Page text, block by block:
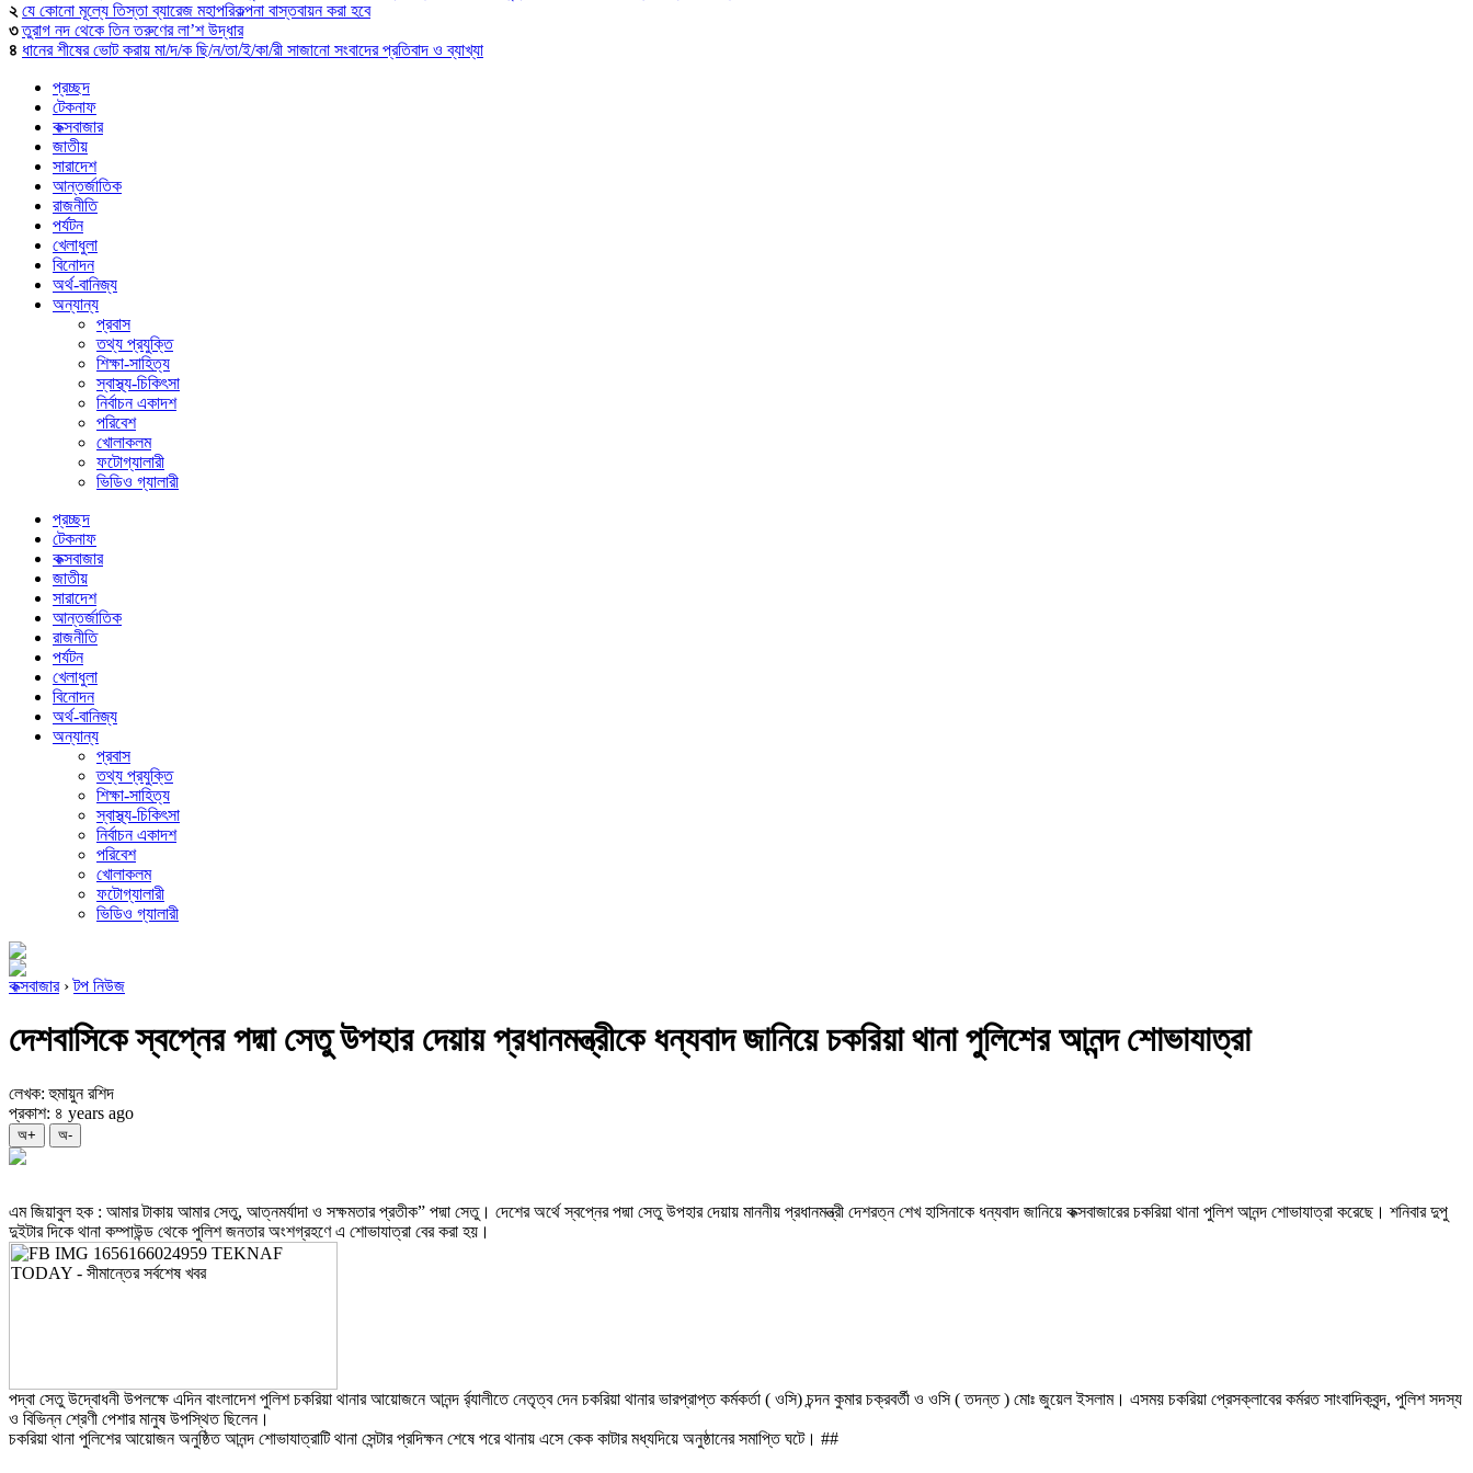
২ যে কোনো মূল্যে তিস্তা ব্যারেজ মহাপরিকল্পনা বাস্তবায়ন করা হবে
৩ তুরাগ নদ থেকে তিন তরুণের লা’শ উদ্ধার
৪ ধানের শীষের ভোট করায় মা/দ/ক ছি/ন/তা/ই/কা/রী সাজানো সংবাদের প্রতিবাদ ও ব্যাখ্যা
প্রচ্ছদ
টেকনাফ
কক্সবাজার
জাতীয়
সারাদেশ
আন্তর্জাতিক
রাজনীতি
পর্যটন
খেলাধুলা
বিনোদন
অর্থ-বানিজ্য
অন্যান্য
প্রবাস
তথ্য প্রযুক্তি
শিক্ষা-সাহিত্য
স্বাস্থ্য-চিকিৎসা
নির্বাচন একাদশ
পরিবেশ
খোলাকলম
ফটোগ্যালারী
ভিডিও গ্যালারী
প্রচ্ছদ
টেকনাফ
কক্সবাজার
জাতীয়
সারাদেশ
আন্তর্জাতিক
রাজনীতি
পর্যটন
খেলাধুলা
বিনোদন
অর্থ-বানিজ্য
অন্যান্য
প্রবাস
তথ্য প্রযুক্তি
শিক্ষা-সাহিত্য
স্বাস্থ্য-চিকিৎসা
নির্বাচন একাদশ
পরিবেশ
খোলাকলম
ফটোগ্যালারী
ভিডিও গ্যালারী
কক্সবাজার›টপ নিউজ
দেশবাসিকে স্বপ্নের পদ্মা সেতু উপহার দেয়ায় প্রধানমন্ত্রীকে ধন্যবাদ জানিয়ে চকরিয়া থানা পুলিশের আনন্দ শোভাযাত্রা
লেখক: হুমায়ুন রশিদ
প্রকাশ: ৪ years ago
অ+ অ-
এম জিয়াবুল হক : আমার টাকায় আমার সেতু, আত্নমর্যাদা ও সক্ষমতার প্রতীক” পদ্মা সেতু। দেশের অর্থে স্বপ্নের পদ্মা সেতু উপহার দেয়ায় মাননীয় প্রধানমন্ত্রী দেশরত্ন শেখ হাসিনাকে ধন্যবাদ জানিয়ে কক্সবাজারের চকরিয়া থানা পুলিশ আনন্দ শোভাযাত্রা করেছে। শনিবার দুপু
দুইটার দিকে থানা কম্পাউন্ড থেকে পুলিশ জনতার অংশগ্রহণে এ শোভাযাত্রা বের করা হয়।
পদ্বা সেতু উদ্বোধনী উপলক্ষে এদিন বাংলাদেশ পুলিশ চকরিয়া থানার আয়োজনে আনন্দ র্র্যালীতে নেতৃত্ব দেন চকরিয়া থানার ভারপ্রাপ্ত কর্মকর্তা ( ওসি) চন্দন কুমার চক্রবর্তী ও ওসি ( তদন্ত ) মোঃ জুয়েল ইসলাম। এসময় চকরিয়া প্রেসক্লাবের কর্মরত সাংবাদিকবৃন্দ, পুলিশ সদস্য
ও বিভিন্ন শ্রেণী পেশার মানুষ উপস্থিত ছিলেন।
চকরিয়া থানা পুলিশের আয়োজন অনুষ্ঠিত আনন্দ শোভাযাত্রাটি থানা সেন্টার প্রদিক্ষন শেষে পরে থানায় এসে কেক কাটার মধ্যদিয়ে অনুষ্ঠানের সমাপ্তি ঘটে। ##